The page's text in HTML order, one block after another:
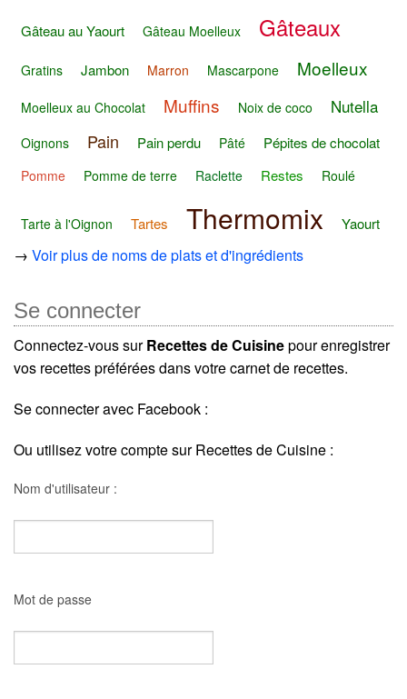
Gâteau au Yaourt Gâteau Moelleux Gâteaux
Gratins Jambon Marron Mascarpone Moelleux
Moelleux au Chocolat Muffins Noix de coco Nutella
Oignons Pain Pain perdu Pâté Pépites de chocolat
Pomme Pomme de terre Raclette Restes Roulé
Tarte à l'Oignon Tartes Thermomix Yaourt
→ Voir plus de noms de plats et d'ingrédients
Se connecter
Connectez-vous surRecettes de Cuisinepour enregistrer
vos recettes préférées dans votre carnet de recettes.
Se connecter avec Facebook :
Ou utilisez votre compte sur Recettes de Cuisine :
Nom d'utilisateur :
Mot de passe